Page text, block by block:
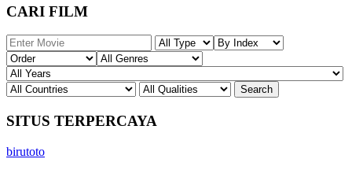
CARI FILM
SITUS TERPERCAYA
birutoto